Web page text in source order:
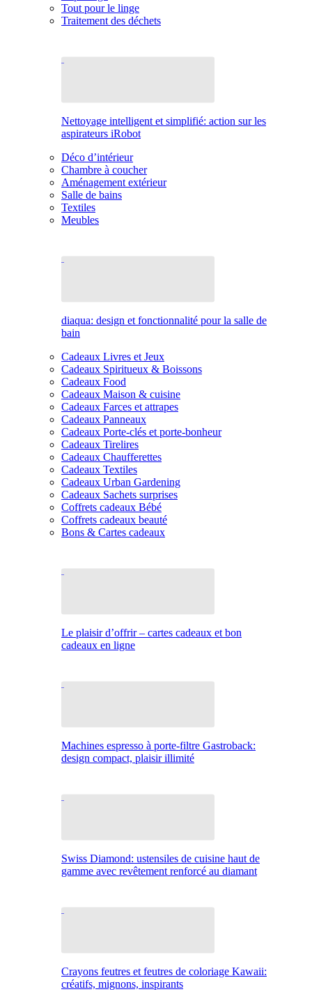
Tout pour le linge
Traitement des déchets
Nettoyage intelligent et simplifié: action sur les
aspirateurs iRobot
Déco d’intérieur
Chambre à coucher
Aménagement extérieur
Salle de bains
Textiles
Meubles
diaqua: design et fonctionnalité pour la salle de
bain
Cadeaux Livres et Jeux
Cadeaux Spiritueux & Boissons
Cadeaux Food
Cadeaux Maison & cuisine
Cadeaux Farces et attrapes
Cadeaux Panneaux
Cadeaux Porte-clés et porte-bonheur
Cadeaux Tirelires
Cadeaux Chaufferettes
Cadeaux Textiles
Cadeaux Urban Gardening
Cadeaux Sachets surprises
Coffrets cadeaux Bébé
Coffrets cadeaux beauté
Bons & Cartes cadeaux
Le plaisir d’offrir – cartes cadeaux et bon
cadeaux en ligne
Machines espresso à porte-filtre Gastroback:
design compact, plaisir illimité
Swiss Diamond: ustensiles de cuisine haut de
gamme avec revêtement renforcé au diamant
Crayons feutres et feutres de coloriage Kawaii:
créatifs, mignons, inspirants